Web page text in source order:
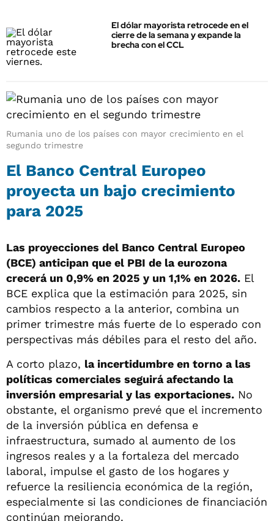
El dólar mayorista retrocede en el
cierre de la semana y expande la
brecha con el CCL
Rumania uno de los países con mayor crecimiento en el
segundo trimestre
El Banco Central Europeo
proyecta un bajo crecimiento
para 2025
Las proyecciones del Banco Central Europeo
(BCE) anticipan que el PBI de la eurozona
crecerá un 0,9% en 2025 y un 1,1% en 2026. El
BCE explica que la estimación para 2025, sin
cambios respecto a la anterior, combina un
primer trimestre más fuerte de lo esperado con
perspectivas más débiles para el resto del año.
A corto plazo, la incertidumbre en torno a las
políticas comerciales seguirá afectando la
inversión empresarial y las exportaciones. No
obstante, el organismo prevé que el incremento
de la inversión pública en defensa e
infraestructura, sumado al aumento de los
ingresos reales y a la fortaleza del mercado
laboral, impulse el gasto de los hogares y
refuerce la resiliencia económica de la región,
especialmente si las condiciones de financiación
continúan mejorando.